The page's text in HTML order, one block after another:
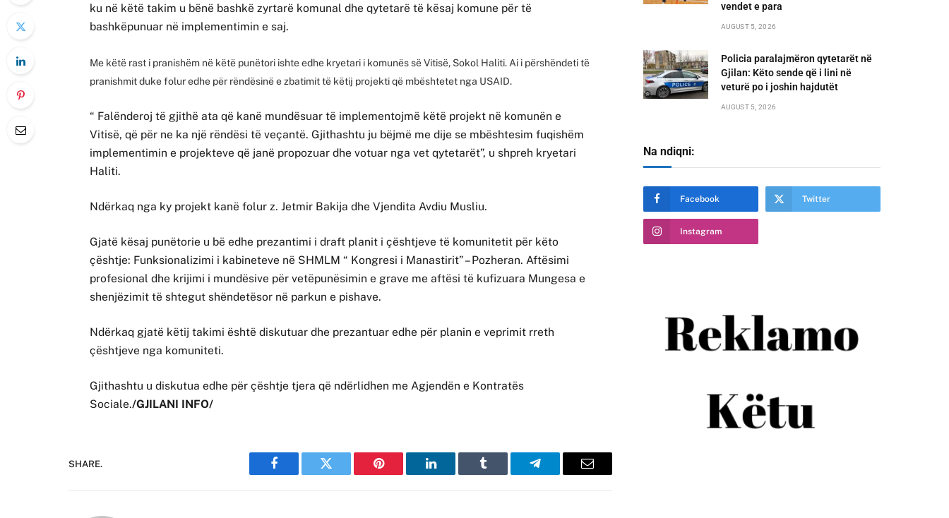
ku në këtë takim u bënë bashkë zyrtarë komunal dhe qytetarë të kësaj komune për të
bashkëpunuar në implementimin e saj.
Me këtë rast i pranishëm në këtë punëtori ishte edhe kryetari i komunës së Vitisë, Sokol Haliti. Ai i përshëndeti të
pranishmit duke folur edhe për rëndësinë e zbatimit të këtij projekti që mbështetet nga USAID.
“ Falënderoj të gjithë ata që kanë mundësuar të implementojmë këtë projekt në komunën e
Vitisë, që për ne ka një rëndësi të veçantë. Gjithashtu ju bëjmë me dije se mbështesim fuqishëm
implementimin e projekteve që janë propozuar dhe votuar nga vet qytetarët”, u shpreh kryetari
Haliti.
Ndërkaq nga ky projekt kanë folur z. Jetmir Bakija dhe Vjendita Avdiu Musliu.
Gjatë kësaj punëtorie u bë edhe prezantimi i draft planit i çështjeve të komunitetit për këto
çështje: Funksionalizimi i kabineteve në SHMLM “ Kongresi i Manastirit” – Pozheran. Aftësimi
profesional dhe krijimi i mundësive për vetëpunësimin e grave me aftësi të kufizuara Mungesa e
shenjëzimit të shtegut shëndetësor në parkun e pishave.
Ndërkaq gjatë këtij takimi është diskutuar dhe prezantuar edhe për planin e veprimit rreth
çështjeve nga komuniteti.
Gjithashtu u diskutua edhe për çështje tjera që ndërlidhen me Agjendën e Kontratës
Sociale./GJILANI INFO/
SHARE.
Facebook Twitter Pinterest LinkedIn Tumblr Telegram Email
vendet e para
AUGUST 5, 2026
Policia paralajmëron qytetarët në
Gjilan: Këto sende që i lini në
veturë po i joshin hajdutët
AUGUST 5, 2026
Na ndiqni:
Facebook Twitter
Instagram